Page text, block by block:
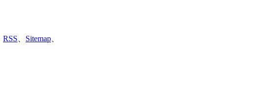
RSS Sitemap